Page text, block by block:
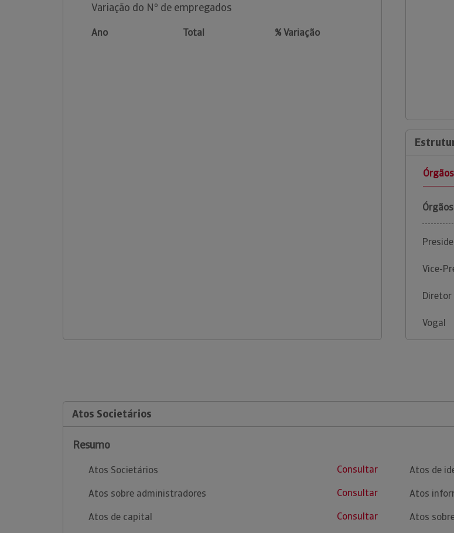
Variação do Nº de empregados
Ano Total % Variação
Vice-
Diretor
Vogal
Atos Societários
Resumo
Atos Societários
Consultar
Atos sobre administradores
Consultar
Atos de capital
Consultar
Atos de
Atos
Atos